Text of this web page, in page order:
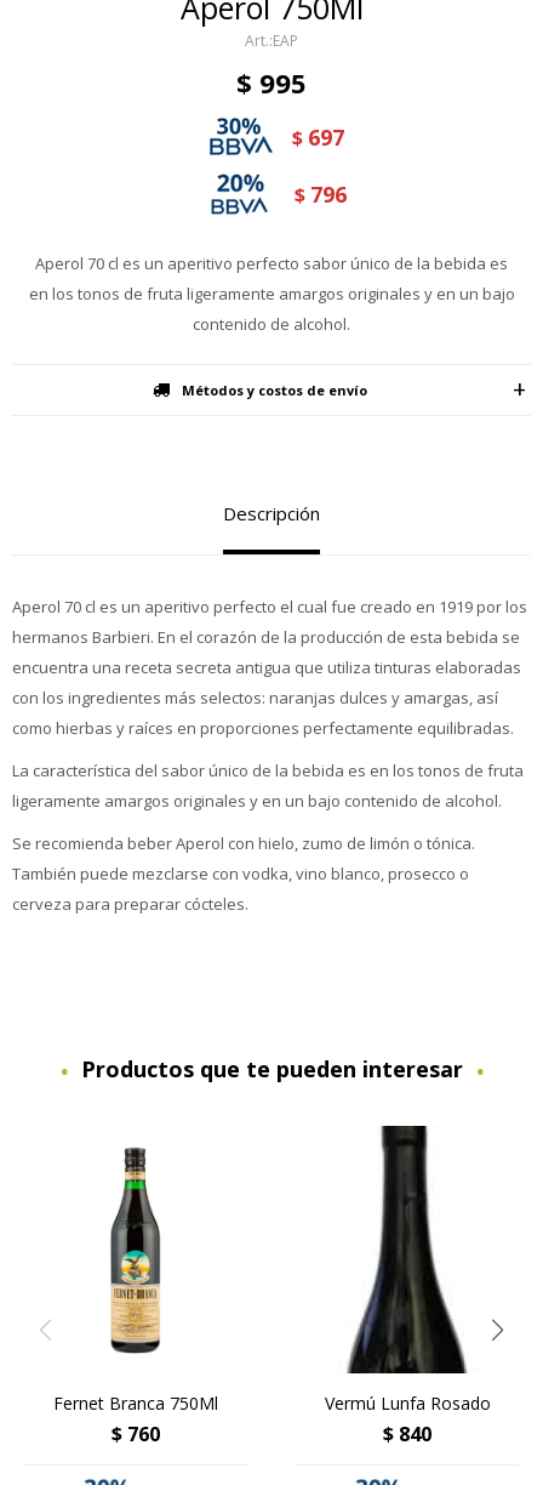
EAP
$ 995
$ 697
$ 796
Aperol 70 cl es un aperitivo perfecto sabor único de la bebida es
en los tonos de fruta ligeramente amargos originales y en un bajo
contenido de alcohol.
Métodos y costos de envío
Descripción
Aperol 70 cl es un aperitivo perfecto el cual fue creado en 1919 por los
hermanos Barbieri. En el corazón de la producción de esta bebida se
encuentra una receta secreta antigua que utiliza tinturas elaboradas
con los ingredientes más selectos: naranjas dulces y amargas, así
como hierbas y raíces en proporciones perfectamente equilibradas.
La característica del sabor único de la bebida es en los tonos de fruta
ligeramente amargos originales y en un bajo contenido de alcohol.
Se recomienda beber Aperol con hielo, zumo de limón o tónica.
También puede mezclarse con vodka, vino blanco, prosecco o
cerveza para preparar cócteles.
Productos que te pueden interesar
Fernet Branca 750Ml
$ 760
Vermú Lunfa Rosado
$ 840